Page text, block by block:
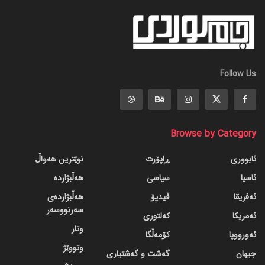
Follow Us
Browse by Category
ئابووری
ئاسیا
ئەفریقا
ئەمریکا
ئەورووپا
جیهان
ڕاپۆرت
سیاسی
ڤیدیۆ
کەلتوری
کۆمەڵگا
گه‌شت و گه‌شتیاری
نوێترین هەواڵ
هەڵبژاردە
هەڵبژاردەی
سەرنووسەر
وتار
وتووێژ